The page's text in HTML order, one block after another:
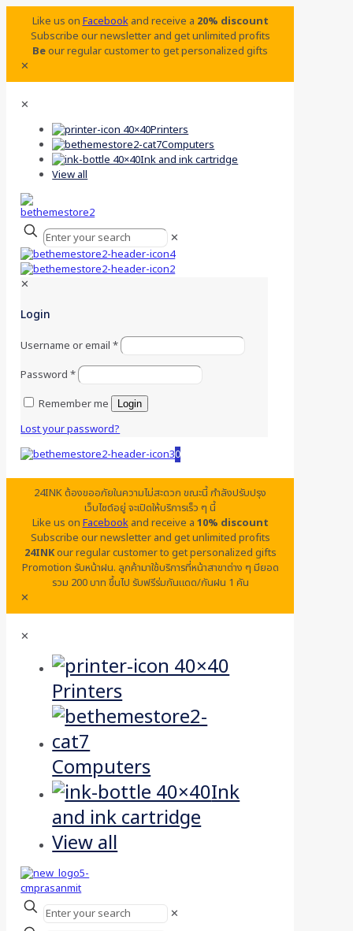
Like us onFacebookand receive a 20% discount
Subscribe our newsletter and get unlimited profits
Beour regular customer to get personalized gifts
✕
✕
Printers
Computers
Ink and ink cartridge
View all
✕
✕
Login
Username or email*
Password*
Remember me
Login
Lost your password?
0
24INK ต้องขออภัยในความไม่สะดวก ขณะนี้ กำลังปรับปรุง
เว็บไซต์อยู่ จะเปิดให้บริการเร็ว ๆ นี้
Like us onFacebookand receive a 10% discount
Subscribe our newsletter and get unlimited profits
24INKour regular customer to get personalized gifts
Promotion รับหน้าฝน. ลูกค้ามาใช้บริการที่หน้าสาขาต่าง ๆ มียอด
รวม 200 บาท ขึ้นไป รับฟรีร่มกันแดด/กันฝน 1 คัน
✕
✕
Printers
Computers
Ink
and ink cartridge
View all
✕